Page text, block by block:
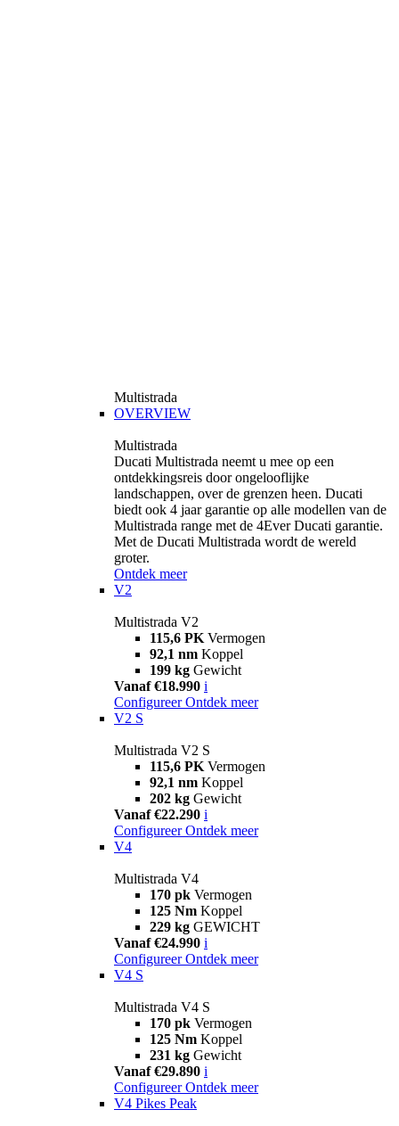
Multistrada
OVERVIEW
Multistrada
Ducati Multistrada neemt u mee op een
ontdekkingsreis door ongelooflijke
landschappen, over de grenzen heen. Ducati
biedt ook 4 jaar garantie op alle modellen van de
Multistrada range met de 4Ever Ducati garantie.
Met de Ducati Multistrada wordt de wereld
groter.
Ontdek meer
V2
Multistrada V2
115,6 PK Vermogen
92,1 nm Koppel
199 kg Gewicht
Vanaf €18.990 i
Configureer Ontdek meer
V2 S
Multistrada V2 S
115,6 PK Vermogen
92,1 nm Koppel
202 kg Gewicht
Vanaf €22.290 i
Configureer Ontdek meer
V4
Multistrada V4
170 pk Vermogen
125 Nm Koppel
229 kg GEWICHT
Vanaf €24.990 i
Configureer Ontdek meer
V4 S
Multistrada V4 S
170 pk Vermogen
125 Nm Koppel
231 kg Gewicht
Vanaf €29.890 i
Configureer Ontdek meer
V4 Pikes Peak